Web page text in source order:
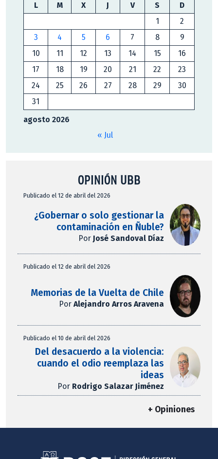
agosto 2026
L M X J V S
D
1
2
3
4 5 6 7 8
9
10
11 12 13 14 15
16
17
18 19 20 21 22
23
24
25 26 27 28 29
30
31
« Jul
OPINIÓN UBB
Publicado el 12 de abril del 2026
¿Gobernar o solo gestionar la
contaminación en Ñuble?
Por José Sandoval Díaz
Publicado el 12 de abril del 2026
Memorias de la Vuelta de Chile
PorAlejandro Arros Aravena
Publicado el 10 de abril del 2026
Del desacuerdo a la violencia:
cuando el odio reemplaza las
ideas
Por Rodrigo Salazar Jiménez
+ Opiniones